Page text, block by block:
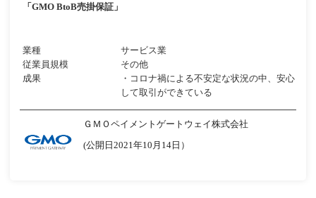
「GMO BtoB売掛保証」
業種
サービス業
従業員規模
その他
成果
・コロナ禍による不安定な状況の中、安心
して取引ができている
ＧＭＯペイメントゲートウェイ株式会社
(公開日2021年10月14日）